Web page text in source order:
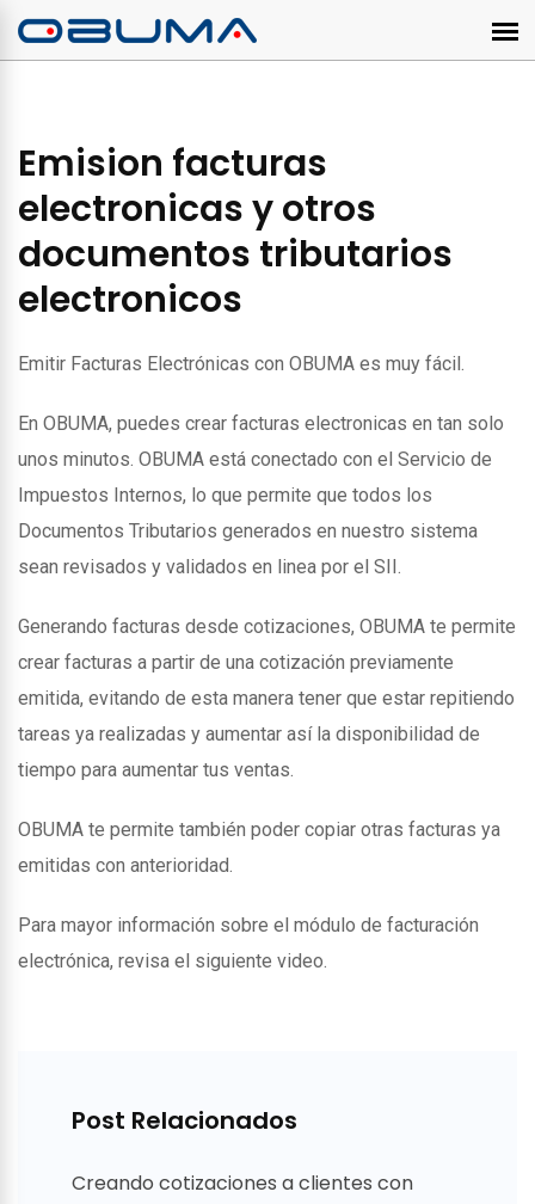
Emision facturas
electronicas y otros
documentos tributarios
electronicos
Emitir Facturas Electrónicas con OBUMA es muy fácil.
En OBUMA, puedes crear facturas electronicas en tan solo
unos minutos. OBUMA está conectado con el Servicio de
Impuestos Internos, lo que permite que todos los
Documentos Tributarios generados en nuestro sistema
sean revisados y validados en linea por el SII.
Generando facturas desde cotizaciones, OBUMA te permite
crear facturas a partir de una cotización previamente
emitida, evitando de esta manera tener que estar repitiendo
tareas ya realizadas y aumentar así la disponibilidad de
tiempo para aumentar tus ventas.
OBUMA te permite también poder copiar otras facturas ya
emitidas con anterioridad.
Para mayor información sobre el módulo de facturación
electrónica, revisa el siguiente video.
Post Relacionados
Creando cotizaciones a clientes con